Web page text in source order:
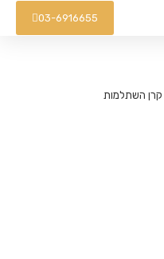
03-6916655
קרן השתלמות